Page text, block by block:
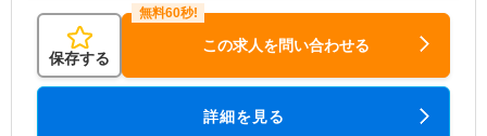
保存する
この求人を問い合わせる
詳細を見る